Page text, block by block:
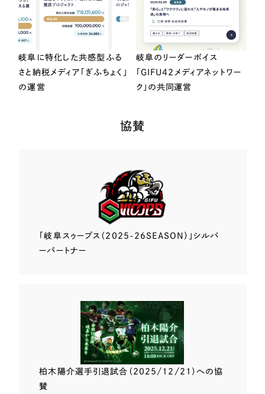
岐阜に特化した共感型ふる
さと納税メディア「ぎふちょく」
の運営
岐阜のリーダーボイス
「GIFU42メディアネットワー
ク」の共同運営
協賛
「岐阜スゥープス （2025-26SEASON）」 シルバ
ーパートナー
柏木陽介選手引退試合（2025/12/21）への協
賛